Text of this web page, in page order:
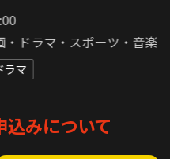
・スポーツ・音楽
みについて